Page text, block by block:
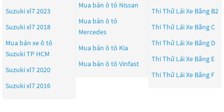
Suzuki xl7 2023
Suzuki xl7 2018
Mua bán xe ô tô
Suzuki TP HCM
Suzuki xl7 2020
Suzuki xl7 2016
Mua bán ô tô Nissan
Mua bán ô tô
Mercedes
Mua bán ô tô Kia
Mua bán ô tô Vinfast
Thi Thử Lái Xe Bằng B2
Thi Thử Lái Xe Bằng C
Thi Thử Lái Xe Bằng D
Thi Thử Lái Xe Bằng E
Thi Thử Lái Xe Bằng F